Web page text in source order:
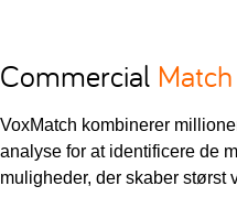
Commercial Match
VoxMatch kombinerer
analyse for at identificere de
muligheder, der skaber størst